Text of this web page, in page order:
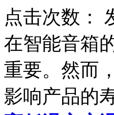
点击次数：
在智能音箱
重要。然而
影响产品的